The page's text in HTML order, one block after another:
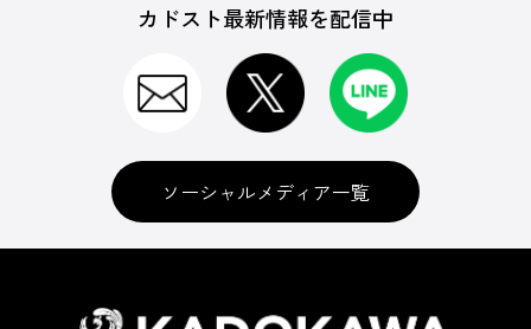
カドスト最新情報を配信中
ソーシャルメディア一覧